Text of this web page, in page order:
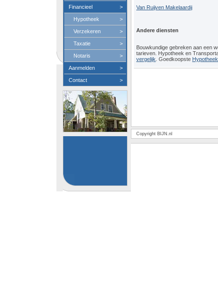
Financieel >
Hypotheek >
Verzekeren >
Taxatie >
Notaris >
Aanmelden >
Contact >
Van Ruijven Makelaardij
Andere diensten
Bouwkundige gebreken aan een
tarieven. Hypotheek en
vergelijk . Goedkoopste
Copyright BIJN.nl